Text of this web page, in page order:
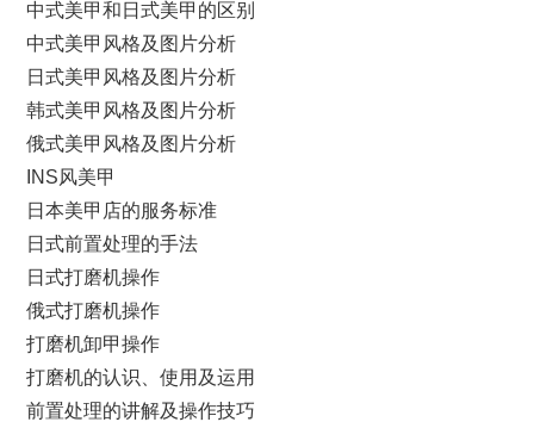
中式美甲和日式美甲的区别
中式美甲风格及图片分析
日式美甲风格及图片分析
韩式美甲风格及图片分析
俄式美甲风格及图片分析
INS风美甲
日本美甲店的服务标准
日式前置处理的手法
日式打磨机操作
俄式打磨机操作
打磨机卸甲操作
打磨机的认识、使用及运用
前置处理的讲解及操作技巧